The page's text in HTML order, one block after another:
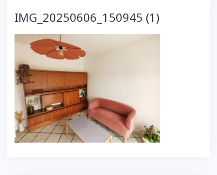
IMG_20250606_150945 (1)